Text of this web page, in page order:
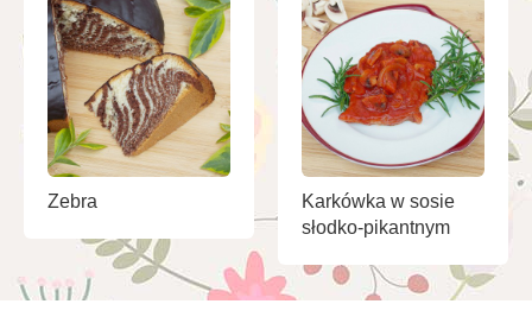
Zebra
Karkówka w sosie
słodko-pikantnym